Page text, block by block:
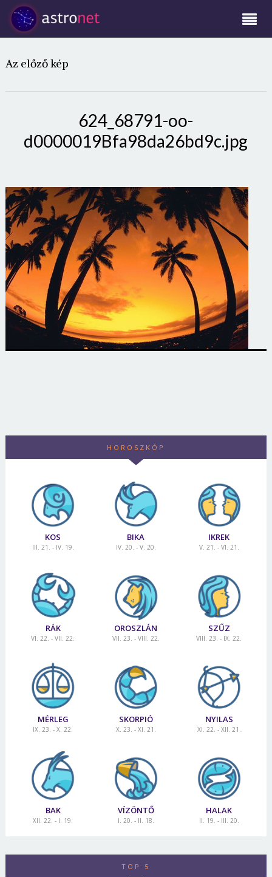
Az előző kép
624_68791-oo-
d0000019Bfa98da26bd9c.jpg
HOROSZKÓP
KOS
III. 21. - IV. 19.
BIKA
IV. 20. - V. 20.
IKREK
V. 21. - VI. 21.
RÁK
VI. 22. - VII. 22.
OROSZLÁN
VII. 23. - VIII. 22.
SZŰZ
VIII. 23. - IX. 22.
MÉRLEG
IX. 23. - X. 22.
SKORPIÓ
X. 23. - XI. 21.
NYILAS
XI. 22. - XII. 21.
BAK
XII. 22. - I. 19.
VÍZÖNTŐ
I. 20. - II. 18.
HALAK
II. 19. - III. 20.
TOP 5